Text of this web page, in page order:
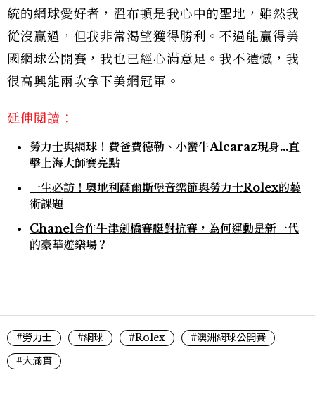
統的網球愛好者，溫布頓是我心中的聖地，雖然我
從沒贏過，但我非常渴望獲得勝利。不過能贏得美
國網球公開賽，我也已經心滿意足。我不遺憾，我
很高興能兩次拿下美網冠軍。
延伸閱讀：
勞力士與網球！費爸費德勒、小蠻牛Alcaraz現身...直
擊上海大師賽亮點
一生必訪！奧地利薩爾斯堡音樂節與勞力士Rolex的藝
術課題
Chanel合作牛津劍橋賽艇對抗賽，為何運動是新一代
的豪華遊樂場？
#勞力士 #網球 #Rolex
#澳洲網球公開賽
#大滿貫